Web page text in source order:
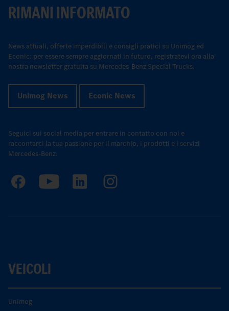
RIMANI INFORMATO
News attuali, offerte imperdibili e consigli pratici su Unimog ed
Econic: per essere sempre aggiornati in futuro, registratevi ora alla
nostra newsletter gratuita su Mercedes-Benz Special Trucks.
Unimog News Econic News
Seguici sui social media per entrare in contatto con noi e
raccontarci la tua passione per il marchio, i prodotti e i servizi
Mercedes-Benz.
VEICOLI
Unimog